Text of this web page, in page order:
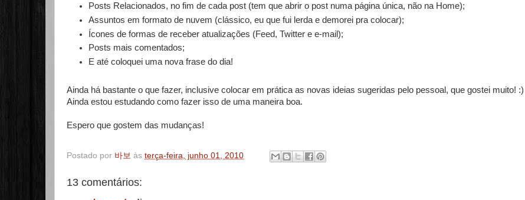
Posts Relacionados, no fim de cada post (tem que abrir o post numa página única, não na Home);
Assuntos em formato de nuvem (clássico, eu que fui lerda e demorei pra colocar);
Ícones de formas de receber atualizações (Feed, Twitter e e-mail);
Posts mais comentados;
E até coloquei uma nova frase do dia!
Ainda há bastante o que fazer, inclusive colocar em prática as novas ideias sugeridas pelo pessoal, que gostei muito! :)
Ainda estou estudando como fazer isso de uma maneira boa.
Espero que gostem das mudanças!
Postado por 바보 às terça-feira, junho 01, 2010
13 comentários: